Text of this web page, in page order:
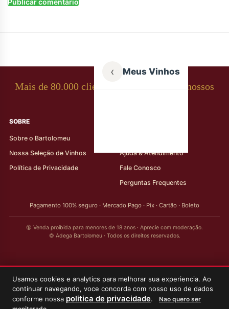
Usamos cookies e analytics para melhorar sua experiencia. Ao
continuar navegando, voce concorda com nosso uso de dados
conforme nossa politica de privacidade.
Nao quero ser
‹ Meus Vinhos
Mais de 80.000 clientes apaixonados por nossos
SOBRE
Sobre o Bartolomeu
Nossa Seleção de Vinhos
Política de Privacidade
Ajuda & Atendimento
Fale Conosco
Perguntas Frequentes
Pagamento 100% seguro · Mercado Pago · Pix · Cartão · Boleto
🔞 Venda proibida para menores de 18 anos · Aprecie com moderação.
© Adega Bartolomeu · Todos os direitos reservados.